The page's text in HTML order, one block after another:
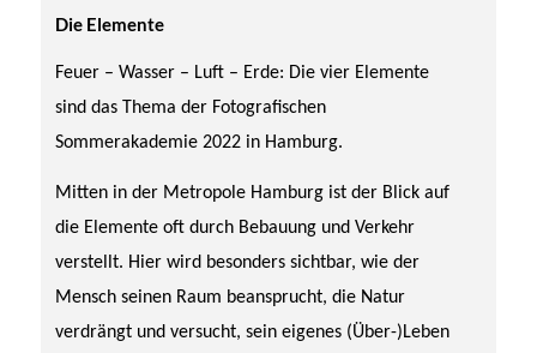
Die Elemente
Feuer – Wasser – Luft – Erde: Die vier Elemente
sind das Thema der Fotografischen
Sommerakademie 2022 in Hamburg.
Mitten in der Metropole Hamburg ist der Blick auf
die Elemente oftdurch Bebauung und Verkehr
verstellt. Hier wird besonders sichtbar, wie der
Mensch seinen Raum beansprucht, die Natur
verdrängt und versucht, sein eigenes (Über-)Leben